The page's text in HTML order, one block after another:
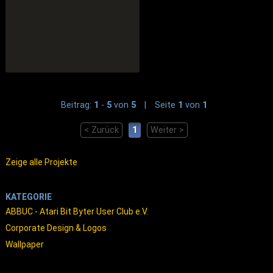
Beitrag: 1 - 5von 5 Seite 1 von 1
< Zurück 1 Weiter >
Zeige alle Projekte
KATEGORIE
ABBUC - Atari Bit Byter User Club e.V.
Corporate Design & Logos
Wallpaper